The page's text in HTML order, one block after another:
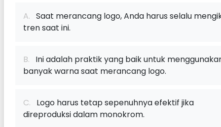
A. Saat merancang logo, Anda harus selalu
tren saat ini.
B. Ini adalah praktik yang baik untuk
banyak warna saat merancang logo.
C. Logo harus tetap sepenuhnya efektif jika
direproduksi dalam monokrom.